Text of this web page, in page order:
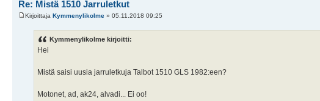
Re: Mistä 1510 Jarruletkut
Kirjoittaja Kymmenylikolme » 05.11.2018 09:25
Kymmenylikolme kirjoitti:
Hei
Mistä saisi uusia jarruletkuja Talbot 1510 GLS 1982:een?
Motonet, ad, ak24, alvadi... Ei oo!